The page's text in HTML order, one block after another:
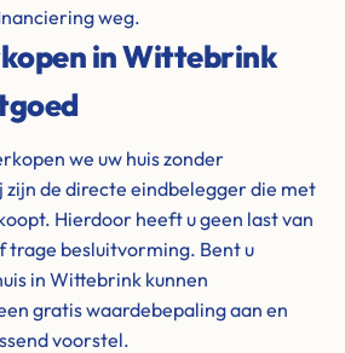
weg.
in Wittebrink
we uw huis zonder
zijn de directe eindbelegger die met
Hierdoor heeft u geen last van
trage besluitvorming. Bent u
in Wittebrink kunnen
gratis waardebepaling aan en
voorstel.